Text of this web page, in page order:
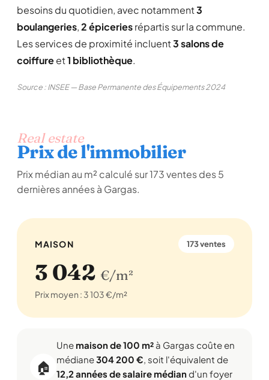
besoins du quotidien, avec notamment3
boulangeries,2 épiceriesrépartis sur la commune.
Les services de proximité incluent3 salons de
coiffureet1 bibliothèque.
Source : INSEE — Base Permanente des Équipements 2024
Real estate
Prix de l'immobilier
Prix médian au m² calculé sur 173 ventes des 5
dernières années à Gargas.
MAISON 173 ventes
3 042 €/m²
Prix moyen : 3 103 €/m²
🏠
Une maison de 100 m² à Gargas coûte en
médiane304 200 €, soit l'équivalent de
12,2 années de salaire médiand'un foyer